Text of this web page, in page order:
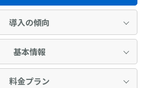
導入の傾向
基本情報
料金プラン